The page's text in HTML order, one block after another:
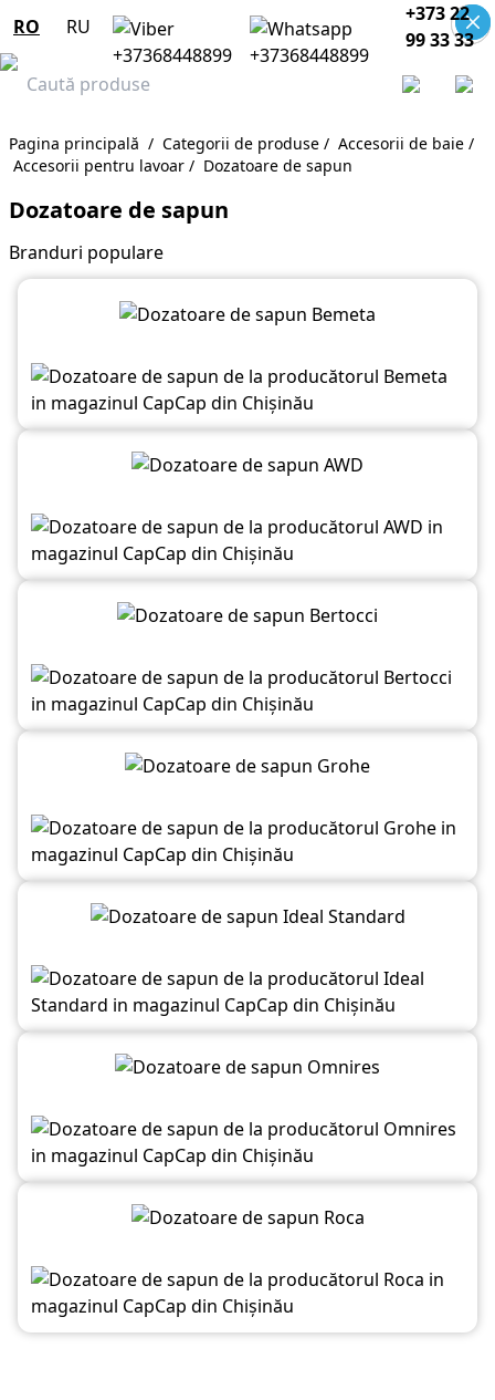
RO RU
+373 22
99 33 33
Pagina principală / Categorii de produse / Accesorii de baie /
Accesorii pentru lavoar / Dozatoare de sapun
Dozatoare de sapun
Branduri populare